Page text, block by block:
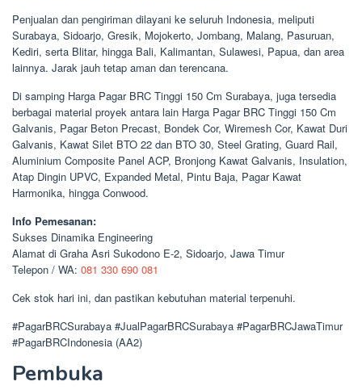
Penjualan dan pengiriman dilayani ke seluruh Indonesia, meliputi
Surabaya, Sidoarjo, Gresik, Mojokerto, Jombang, Malang, Pasuruan,
Kediri, serta Blitar, hingga Bali, Kalimantan, Sulawesi, Papua, dan area
lainnya. Jarak jauh tetap aman dan terencana.
Di samping Harga Pagar BRC Tinggi 150 Cm Surabaya, juga tersedia
berbagai material proyek antara lain Harga Pagar BRC Tinggi 150 Cm
Galvanis, Pagar Beton Precast, Bondek Cor, Wiremesh Cor, Kawat Duri
Galvanis, Kawat Silet BTO 22 dan BTO 30, Steel Grating, Guard Rail,
Aluminium Composite Panel ACP, Bronjong Kawat Galvanis, Insulation,
Atap Dingin UPVC, Expanded Metal, Pintu Baja, Pagar Kawat
Harmonika, hingga Conwood.
Info Pemesanan:
Sukses Dinamika Engineering
Alamat di Graha Asri Sukodono E-2, Sidoarjo, Jawa Timur
Telepon / WA: 081 330 690 081
Cek stok hari ini, dan pastikan kebutuhan material terpenuhi.
#PagarBRCSurabaya #JualPagarBRCSurabaya #PagarBRCJawaTimur
#PagarBRCIndonesia (AA2)
Pembuka